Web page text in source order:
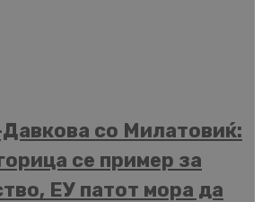
со Милатовиќ:
се пример за
ЕУ патот мора да